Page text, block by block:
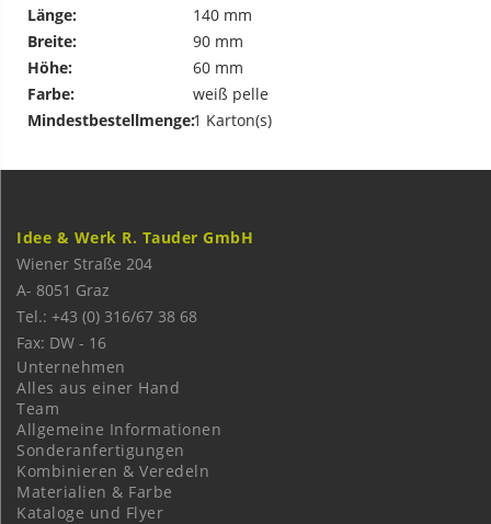
Länge:
140 mm
Breite:
90 mm
Höhe:
60 mm
Farbe:
weiß pelle
Mindestbestellmenge:1 Karton(s)
Idee & Werk R. Tauder GmbH
Wiener Straße 204
A- 8051 Graz
Tel.: +43 (0) 316/67 38 68
Fax: DW - 16
Unternehmen
Alles aus einer Hand
Team
Allgemeine Informationen
Sonderanfertigungen
Kombinieren & Veredeln
Materialien & Farbe
Kataloge und Flyer